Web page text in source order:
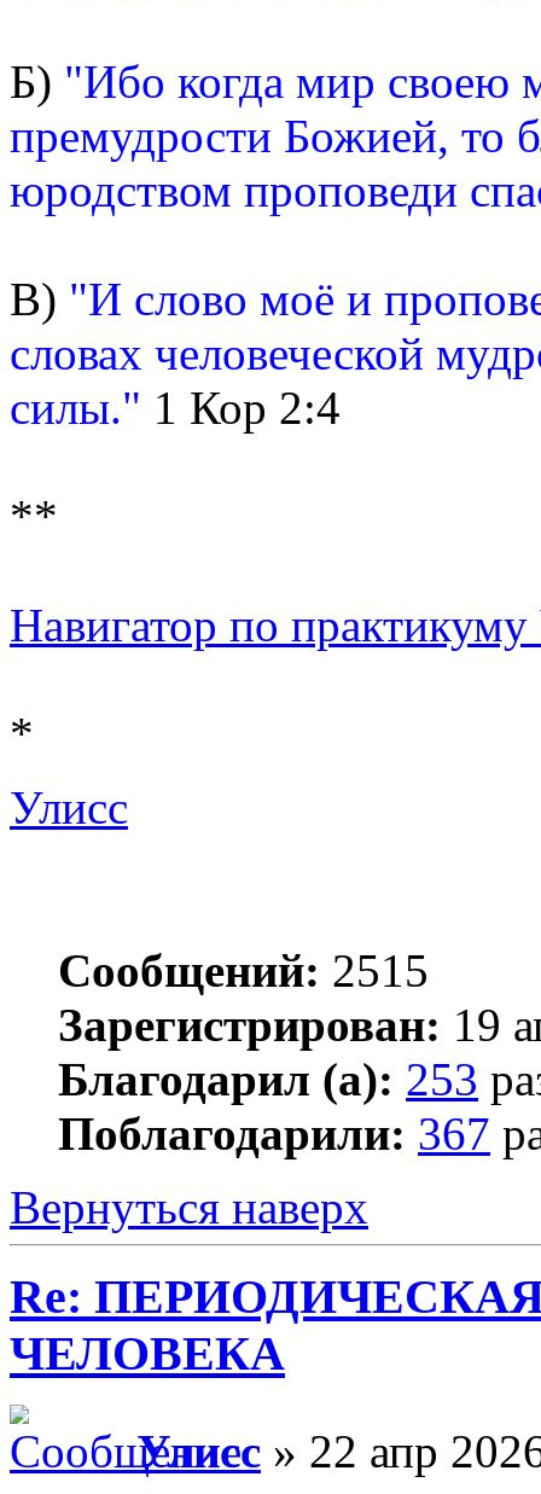
Б) "Ибо когда мир своею
премудрости Божией, то
юродством проповеди
В) "И слово моё и
словах человеческой
силы." 1 Кор 2:4
**
Навигатор по
*
Улисс
Сообщений: 2515
Зарегистрирован: 19
Благодарил (а): 253
Поблагодарили: 367
Вернуться наверх
Re:
ЧЕЛОВЕКА
Улисс » 22 апр